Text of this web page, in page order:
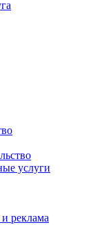
услуги
реклама